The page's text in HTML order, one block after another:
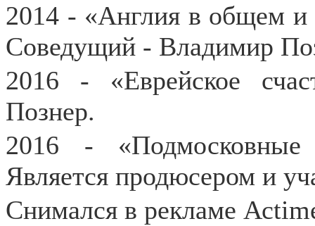
2014 - «Англия в общем и
Соведущий - Владимир
2016 - «Еврейское
Познер.
2016 -
Является продюсером и
Снимался в рекламе